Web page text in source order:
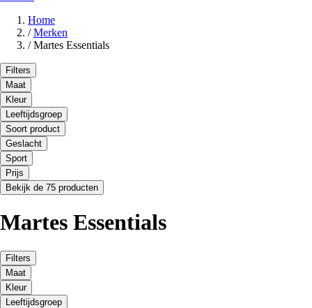
Home
/ Merken
/ Martes Essentials
Filters
Maat
Kleur
Leeftijdsgroep
Soort product
Geslacht
Sport
Prijs
Bekijk de 75 producten
Martes Essentials
Filters
Maat
Kleur
Leeftijdsgroep